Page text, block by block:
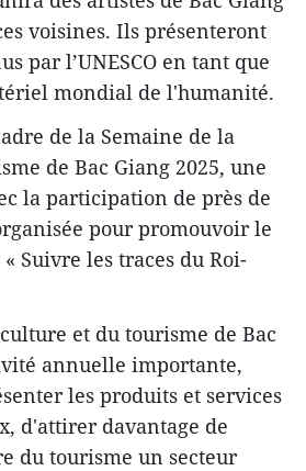
voisines. Ils présenteront
par l’UNESCO en tant que
mondial de l'humanité.
de la Semaine de la
de Bac Giang 2025, une
la participation de près de
pour promouvoir le
Suivre les traces du Roi-
et du tourisme de Bac
annuelle importante,
les produits et services
d'attirer davantage de
du tourisme un secteur